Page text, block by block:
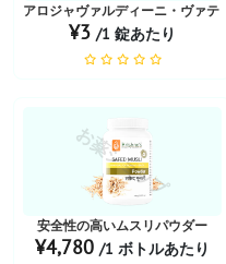
アロジャヴァルディーニ・ヴァティ
¥3 /1 錠あたり
お薬ショップ
安全性の高いムスリパウダー
¥4,780 /1 ボトルあたり